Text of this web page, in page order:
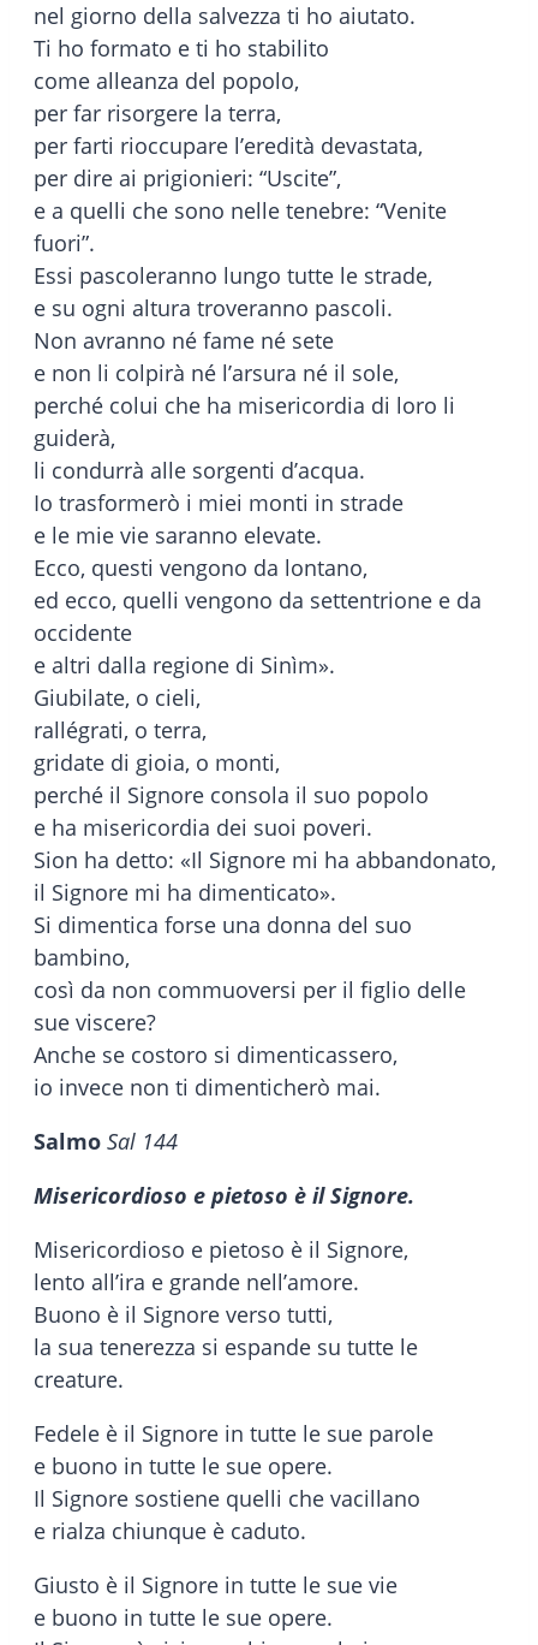
nel giorno della salvezza ti ho aiutato.
Ti ho formato e ti ho stabilito
come alleanza del popolo,
per far risorgere la terra,
per farti rioccupare l’eredità devastata,
per dire ai prigionieri: “Uscite”,
e a quelli che sono nelle tenebre: “Venite
fuori”.
Essi pascoleranno lungo tutte le strade,
e su ogni altura troveranno pascoli.
Non avranno né fame né sete
e non li colpirà né l’arsura né il sole,
perché colui che ha misericordia di loro li
guiderà,
li condurrà alle sorgenti d’acqua.
Io trasformerò i miei monti in strade
e le mie vie saranno elevate.
Ecco, questi vengono da lontano,
ed ecco, quelli vengono da settentrione e da
occidente
e altri dalla regione di Sinìm».
Giubilate, o cieli,
rallégrati, o terra,
gridate di gioia, o monti,
perché il Signore consola il suo popolo
e ha misericordia dei suoi poveri.
Sion ha detto: «Il Signore mi ha abbandonato,
il Signore mi ha dimenticato».
Si dimentica forse una donna del suo
bambino,
così da non commuoversi per il figlio delle
sue viscere?
Anche se costoro si dimenticassero,
io invece non ti dimenticherò mai.
Salmo Sal 144
Misericordioso e pietoso è il Signore.
Misericordioso e pietoso è il Signore,
lento all’ira e grande nell’amore.
Buono è il Signore verso tutti,
la sua tenerezza si espande su tutte le
creature.
Fedele è il Signore in tutte le sue parole
e buono in tutte le sue opere.
Il Signore sostiene quelli che vacillano
e rialza chiunque è caduto.
Giusto è il Signore in tutte le sue vie
e buono in tutte le sue opere.